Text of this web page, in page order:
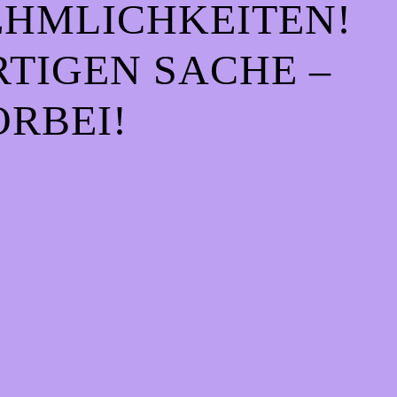
SACHE – S